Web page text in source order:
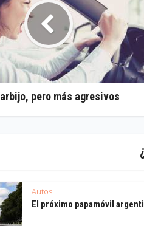
pero más agresivos
Autos
El próximo papamóvil